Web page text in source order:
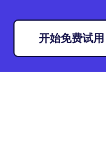
开始免费试用